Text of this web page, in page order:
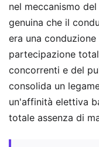
nel meccanismo
genuina che il
era una
partecipazione
concorrenti e del
consolida un
un'affinità elettiva
totale assenza di